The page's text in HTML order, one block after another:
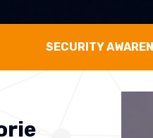
SECURITY